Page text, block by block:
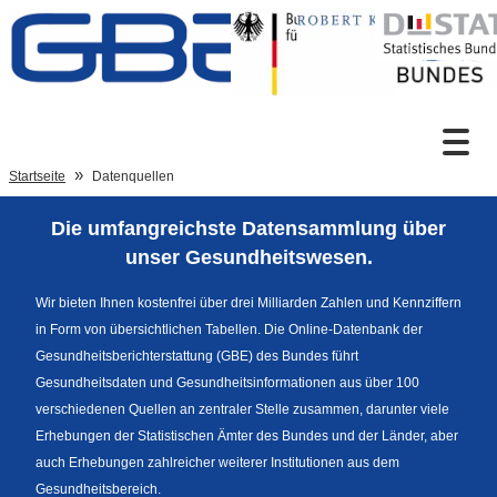
Zum Inhalt
Sprachumschaltung
Fußzeile
Startseite Datenquellen
Die umfangreichste Datensammlung über
unser Gesundheitswesen.
Wir bieten Ihnen kostenfrei über drei Milliarden Zahlen und Kennziffern
in Form von übersichtlichen Tabellen. Die Online-Datenbank der
Gesundheitsberichterstattung (GBE) des Bundes führt
Gesundheitsdaten und Gesundheitsinformationen aus über 100
verschiedenen Quellen an zentraler Stelle zusammen, darunter viele
Erhebungen der Statistischen Ämter des Bundes und der Länder, aber
auch Erhebungen zahlreicher weiterer Institutionen aus dem
Gesundheitsbereich.